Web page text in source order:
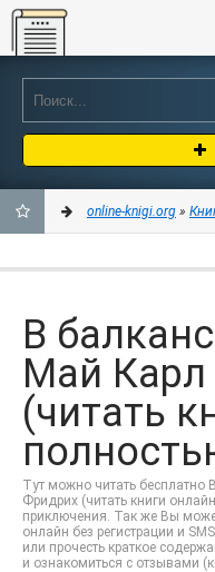
Online-knigi.org
ЗАКЛАДКИ
online-knigi.org »
В
Май
(читать
Тут можно читать бесплатно
Фридрих (читать книги
приключения. Так же Вы
онлайн без регистрации и
или прочесть краткое
и ознакомиться с отзывами